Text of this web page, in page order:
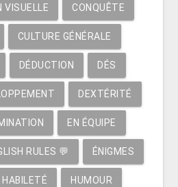
VISUELLE CONQUÊTE
CULTURE GÉNÉRALE
DÉDUCTION DÉS
DEXTÉRITÉ
EN ÉQUIPE
RULES 💬 ÉNIGMES
HABILETÉ HUMOUR